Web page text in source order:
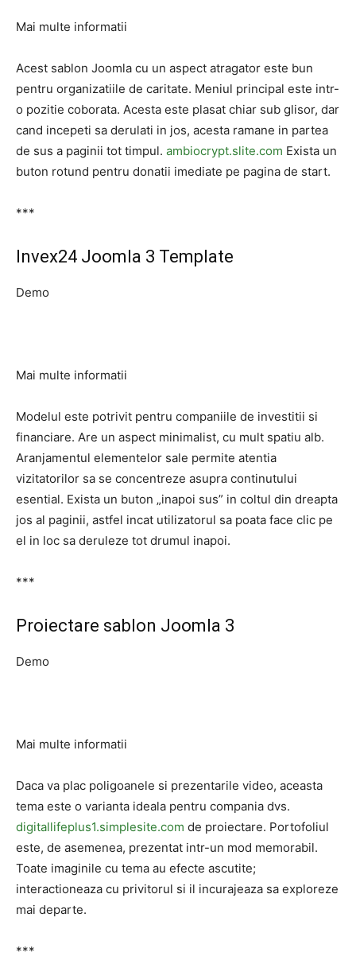
Mai multe informatii
Acest sablon Joomla cu un aspect atragator este bun
pentru organizatiile de caritate. Meniul principal este intr-
o pozitie coborata. Acesta este plasat chiar sub glisor, dar
cand incepeti sa derulati in jos, acesta ramane in partea
de sus a paginii tot timpul. ambiocrypt.slite.com Exista un
buton rotund pentru donatii imediate pe pagina de start.
***
Invex24 Joomla 3 Template
Demo
Mai multe informatii
Modelul este potrivit pentru companiile de investitii si
financiare. Are un aspect minimalist, cu mult spatiu alb.
Aranjamentul elementelor sale permite atentia
vizitatorilor sa se concentreze asupra continutului
esential. Exista un buton „inapoi sus” in coltul din dreapta
jos al paginii, astfel incat utilizatorul sa poata face clic pe
el in loc sa deruleze tot drumul inapoi.
***
Proiectare sablon Joomla 3
Demo
Mai multe informatii
Daca va plac poligoanele si prezentarile video, aceasta
tema este o varianta ideala pentru compania dvs.
digitallifeplus1.simplesite.com de proiectare. Portofoliul
este, de asemenea, prezentat intr-un mod memorabil.
Toate imaginile cu tema au efecte ascutite;
interactioneaza cu privitorul si il incurajeaza sa exploreze
mai departe.
***